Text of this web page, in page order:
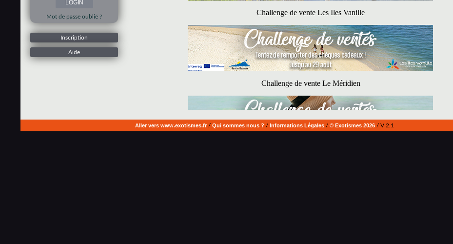
Mot de passe oublié ?
Inscription
Aide
Aller vers www.exotismes.fr/ Qui sommes nous ? / Informations Légales/ © Exotismes 2026/ V 2.1